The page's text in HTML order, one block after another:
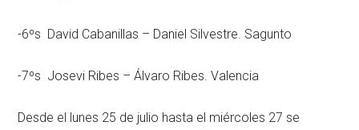
-6ºs David Cabanillas – Daniel Silvestre. Sagunto
-7ºs Josevi Ribes – Álvaro Ribes. Valencia
Desde el lunes 25 de julio hasta el miércoles 27 se